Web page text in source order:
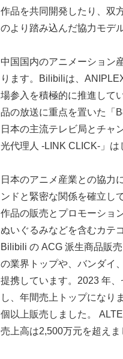
作品を共同開発したり、双
のより踏み込んだ協力モデ
中国国内のアニメーション
ります。Bilibiliは、
場参入を積極的に推進して
品の放送に重点を置いた「
日本の主流テレビ局とチャ
光代理人 -LINK CLICK-」は
日本のアニメ産業との協力
ンドと緊密な関係を確立し
作品の販売とプロモーショ
ぬいぐるみなどを含むカテ
Bilibili の ACG 派生商品販
の業界トップや、バンダイ
提携しています。2023 年
し、年間売上トップになり
個以上販売しました。
売上高は2,500万元を超えま